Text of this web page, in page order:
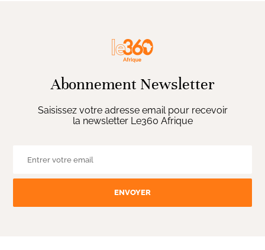
Abonnement Newsletter
Saisissez votre adresse email pour recevoir
la newsletter Le360 Afrique
ENVOYER